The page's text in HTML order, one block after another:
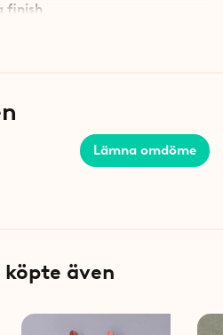
finish
med en blank, blå
Lämna omdöme
köpte även